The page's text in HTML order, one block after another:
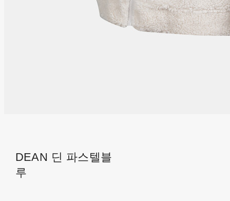
DEAN 딘 파스텔블
루